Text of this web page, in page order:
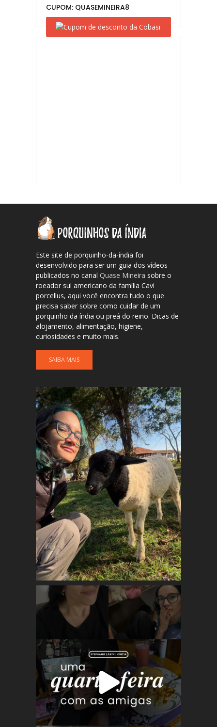
CUPOM: QUASEMINEIRA8
Este site de porquinho-da-índia foi
desenvolvido para ser um guia dos vídeos
publicados no canal Quase Mineira sobre o
roeador sul americano da família Cavi
porcellus, aqui você encontra tudo o que
precisa saber sobre como cuidar de um
porquinho da índia ou preá do reino. Dicas de
alojamento, alimentação, higiene,
curiosidades e muito mais.
SAIBA MAIS